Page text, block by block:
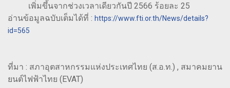
เพิ่มขึ้นจากช่วงเวลาเดียวกันปี 2566 ร้อยละ 25
อ่านข้อมูลฉบับเต็มได้ที่ : https://www.fti.or.th/News/details?
id=565
ที่มา : สภาอุตสาหกรรมแห่งประเทศไทย (ส.อ.ท.) , สมาคมยาน
ยนต์ไฟฟ้าไทย (EVAT)